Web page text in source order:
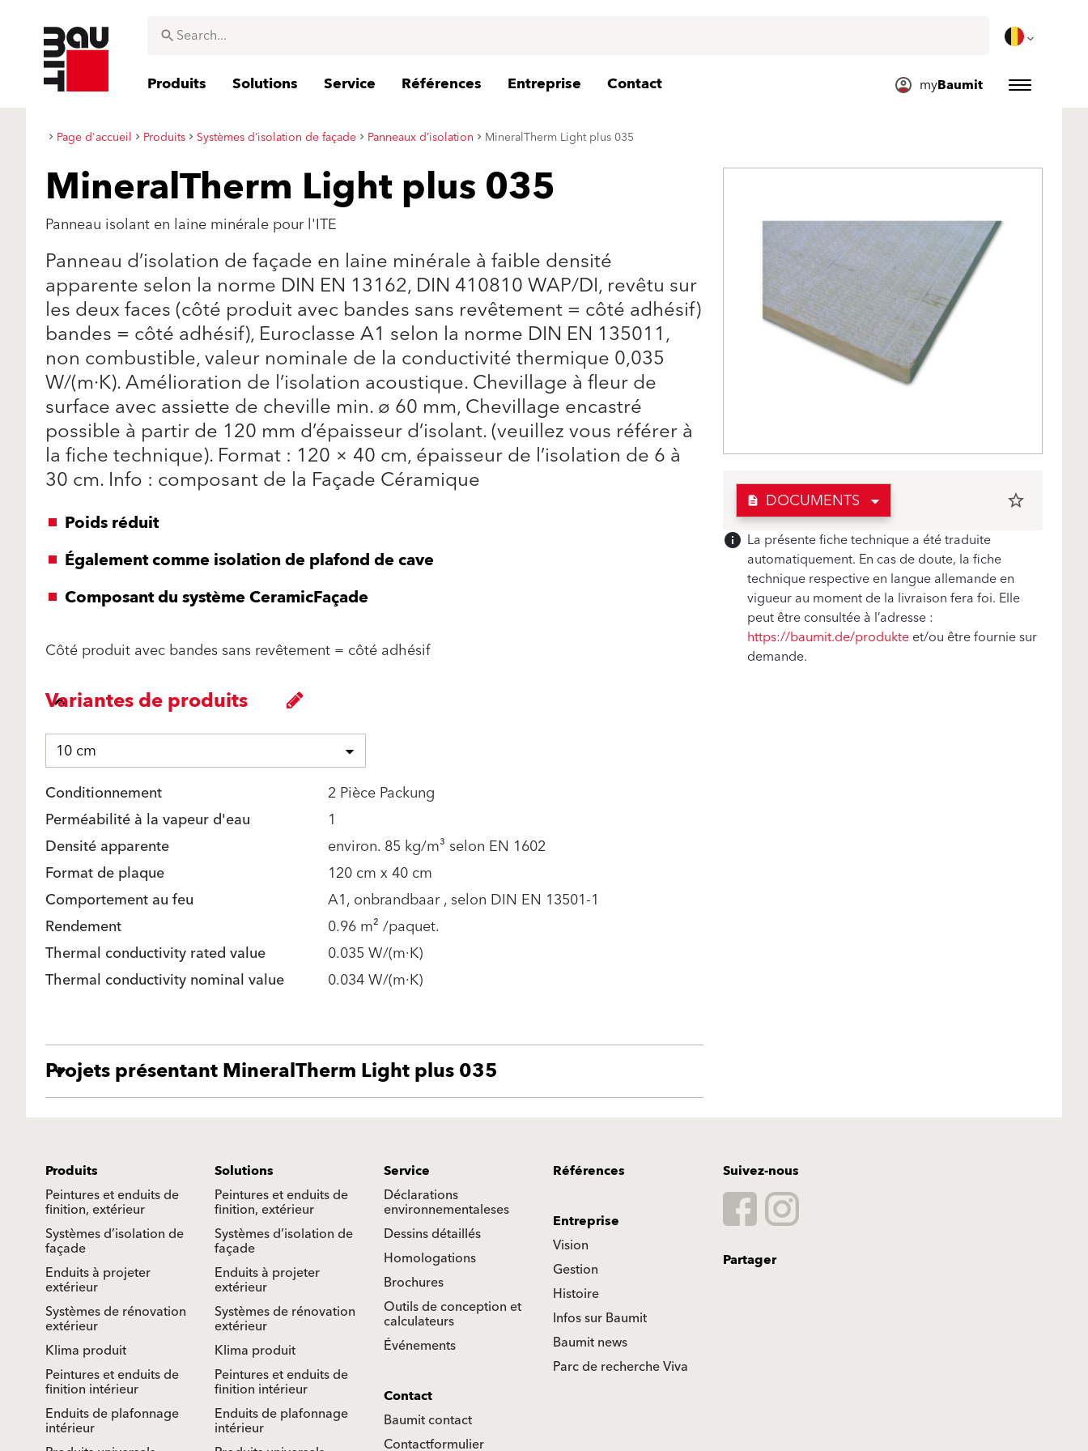
Produits Solutions Service Références Entreprise Contact myBaumit
Page d'accueil Produits Systèmes d’isolation de façade Panneaux d’isolation MineralTherm Light plus 035
MineralTherm Light plus 035
Panneau isolant en laine minérale pour l'ITE
Panneau d’isolation de façade en laine minérale à faible densité
apparente selon la norme DIN EN 13162, DIN 410810 WAP/DI, revêtu sur
les deux faces (côté produit avec bandes sans revêtement = côté adhésif)
bandes = côté adhésif), Euroclasse A1 selon la norme DIN EN 135011,
non combustible, valeur nominale de la conductivité thermique 0,035
W/(m·K). Amélioration de l’isolation acoustique. Chevillage à fleur de
surface avec assiette de cheville min. ø 60 mm, Chevillage encastré
possible à partir de 120 mm d’épaisseur d’isolant. (veuillez vous référer à
la fiche technique). Format : 120 × 40 cm, épaisseur de l’isolation de 6 à
30 cm. Info : composant de la Façade Céramique
Poids réduit
Également comme isolation de plafond de cave
Composant du système CeramicFaçade
Côté produit avec bandes sans revêtement = côté adhésif
Variantes de produits
10 cm
Conditionnement
2 Pièce Packung
Perméabilité à la vapeur d'eau
1
Densité apparente
environ. 85 kg/m³ selon EN 1602
Format de plaque
120 cm x 40 cm
Comportement au feu
A1, onbrandbaar , selon DIN EN 13501-1
Rendement
0.96 m² /paquet.
Thermal conductivity rated value
0.035 W/(m·K)
Thermal conductivity nominal value
0.034 W/(m·K)
Projets présentant MineralTherm Light plus 035
description DOCUMENTS star_border
info La présente fiche technique a été traduite
automatiquement. En cas de doute, la fiche
technique respective en langue allemande en
vigueur au moment de la livraison fera foi. Elle
peut être consultée à l’adresse :
https://baumit.de/produkteet/ou être fournie sur
demande.
Produits
Peintures et enduits de
finition, extérieur
Systèmes d’isolation de
façade
Enduits à projeter
extérieur
Systèmes de rénovation
extérieur
Klima produit
Peintures et enduits de
finition intérieur
Enduits de plafonnage
intérieur
Solutions
Peintures et enduits de
finition, extérieur
Systèmes d’isolation de
façade
Enduits à projeter
extérieur
Systèmes de rénovation
extérieur
Klima produit
Peintures et enduits de
finition intérieur
Enduits de plafonnage
intérieur
Service
Déclarations
environnementaleses
Dessins détaillés
Homologations
Brochures
Outils de conception et
calculateurs
Événements
Références
Entreprise
Vision
Gestion
Histoire
Infos sur Baumit
Baumit news
Parc de recherche Viva
Contact
Baumit contact
Contactformulier
Suivez-nous
Partager